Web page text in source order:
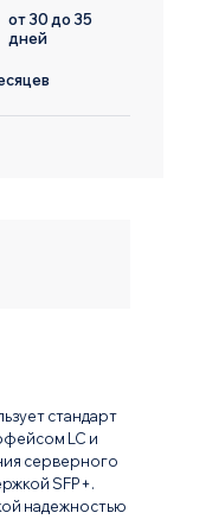
от 30 до 35
дней
стандарт
LC и
серверного
SFP+.
надежностью
Даю согласие на
Даю согласие на